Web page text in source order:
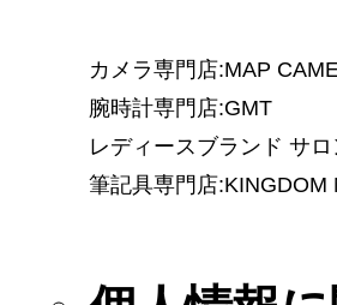
カメラ専門店:MAP
腕時計専門店:GMT
レディースブランド サ
筆記具専門店:KINGDOM